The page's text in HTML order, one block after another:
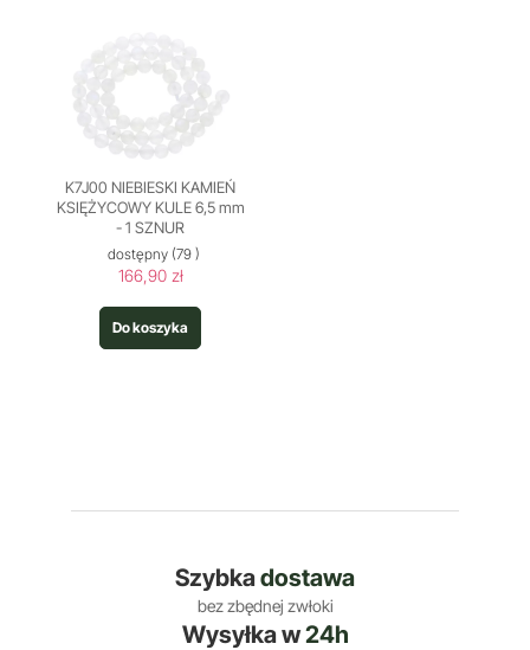
K7J00 NIEBIESKI KAMIEŃ
KSIĘŻYCOWY KULE 6,5 mm
- 1 SZNUR
dostępny(79 )
166,90 zł
Do koszyka
Szybkadostawa
bez zbędnej zwłoki
Wysyłka w24h